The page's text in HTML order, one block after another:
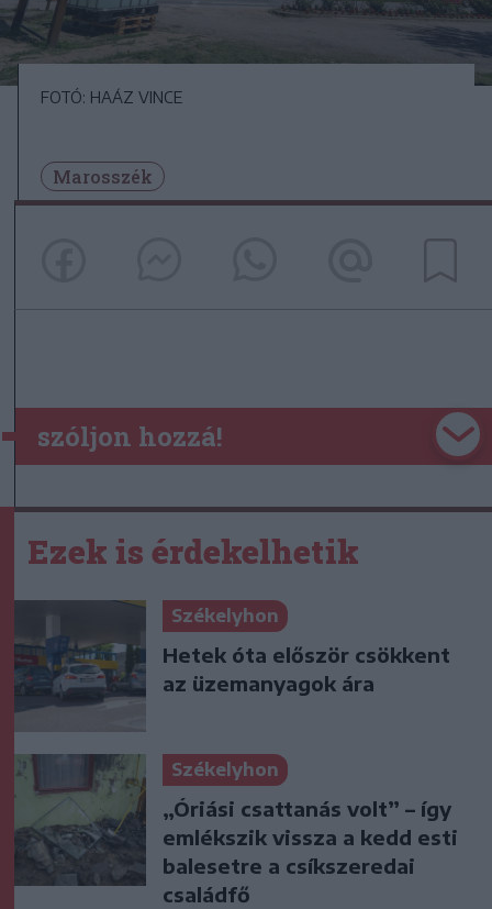
FOTÓ: HAÁZ VINCE
Marosszék
szóljon hozzá!
Ezek is érdekelhetik
Székelyhon
Hetek óta először csökkent
az üzemanyagok ára
Székelyhon
„Óriási csattanás volt” – így
emlékszik vissza a kedd esti
balesetre a csíkszeredai
családfő